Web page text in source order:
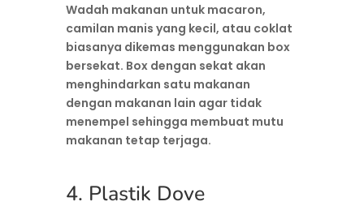
Wadah makanan untuk macaron,
camilan manis yang kecil, atau coklat
biasanya dikemas menggunakan box
bersekat. Box dengan sekat akan
menghindarkan satu makanan
dengan makanan lain agar tidak
menempel sehingga membuat mutu
makanan tetap terjaga.
4. Plastik Dove